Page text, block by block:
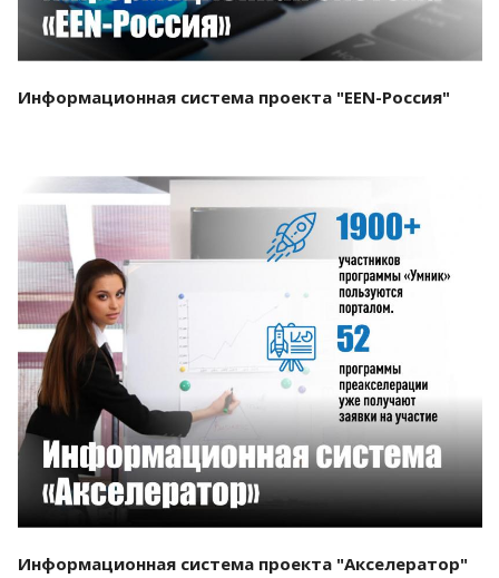
Информационная система проекта "EEN-Россия"
Смотреть проект
Информационная система проекта "Акселератор"